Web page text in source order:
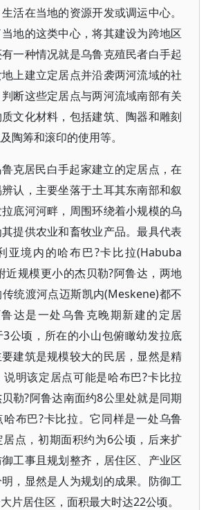
活在当地的资源开发或调运中心。
地的这类中心，将其建设为跨地区
一种情况就是乌鲁克殖民者白手起
上建立定居点并沿袭两河流域的社
断这些定居点与两河流域南部有关
文化材料，包括建筑、陶器和雕刻
陶筹和滚印的使用等。
克居民白手起家建立的定居点，在
认，主要坐落于土耳其东南部和叙
底河河畔，周围环绕着小规模的乌
提供农业和畜牧业产品。最具代表
亚境内的哈布巴?卡比拉(Habuba
近规模更小的杰贝勒?阿鲁达，两地
统渡河点迈斯凯内(Meskene)都不
达是一处乌鲁克晚期新建的定居
3公顷，所在的小山包俯瞰幼发拉底
建筑是规模较大的民居，显然是精
明该定居点可能是哈布巴?卡比拉
勒?阿鲁达南面约8公里处就是同期
布巴?卡比拉。它同样是一处乌鲁
点，初期面积约为6公顷，后来扩
工事且规划整齐，居住区、产业区
，显然是人为规划的成果。防御工
片居住区，面积最大时达22公顷。